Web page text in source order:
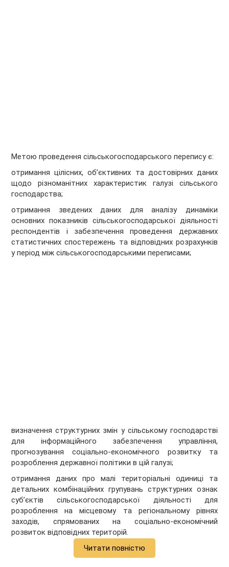
Метою проведення сільськогосподарського перепису є:
отримання цілісних, об’єктивних та достовірних даних
щодо різноманітних характеристик галузі сільського
господарства;
отримання зведених даних для аналізу динаміки
основних показників сільськогосподарської діяльності
респондентів і забезпечення проведення державних
статистичних спостережень та відповідних розрахунків
у період між сільськогосподарськими переписами;
визначення структурних змін у сільському господарстві
для інформаційного забезпечення управління,
прогнозування соціально-економічного розвитку та
розроблення державної політики в цій галузі;
отримання даних про малі територіальні одиниці та
детальних комбінаційних групувань структурних ознак
суб’єктів сільськогосподарської діяльності для
розроблення на місцевому та регіональному рівнях
заходів, спрямованих на соціально-економічний
розвиток відповідних територій.
Читати повністю